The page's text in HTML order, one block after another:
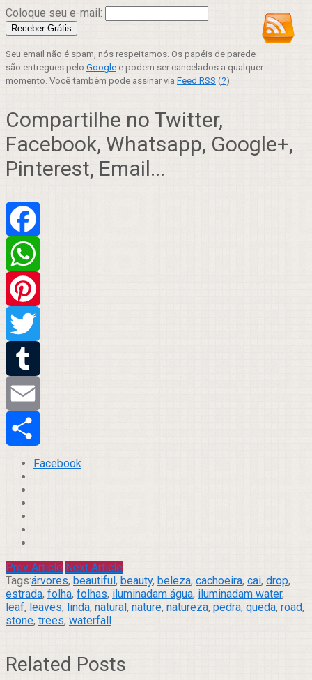
Coloque seu e-mail:
Seu email não é spam, nós respeitamos. Os papéis de parede
são entregues pelo Google e podem ser cancelados a qualquer
momento. Você também pode assinar via Feed RSS (?).
Compartilhe no Twitter,
Facebook, Whatsapp, Google+,
Pinterest, Email...
Facebook
WhatsApp
Pinterest
Twitter
Tumblr
Email
Compartilhar
Facebook
Prev Article Next Article
Tags:árvores, beautiful, beauty, beleza, cachoeira, cai, drop,
estrada, folha, folhas, iluminadam água, iluminadam water,
leaf, leaves, linda, natural, nature, natureza, pedra, queda, road,
stone, trees, waterfall
Related Posts